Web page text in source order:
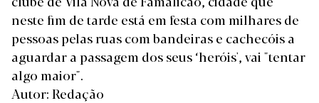
neste fim de tarde está em festa com milhares de
pessoas pelas ruas com bandeiras e cachecóis a
aguardar a passagem dos seus ‘heróis', vai "tentar
algo maior".
Autor: Redação